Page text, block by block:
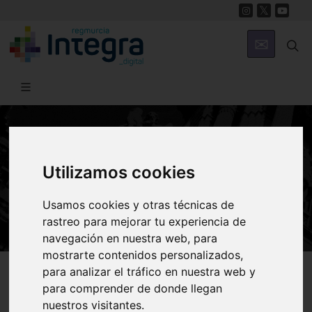
Utilizamos cookies
Usamos cookies y otras técnicas de
rastreo para mejorar tu experiencia de
navegación en nuestra web, para
mostrarte contenidos personalizados,
para analizar el tráfico en nuestra web y
para comprender de donde llegan
nuestros visitantes.
Alfonso X, la Rebelión Mudéjar y los
Repartimientos
Región de Murcia Digital Historia Murcia Medieval